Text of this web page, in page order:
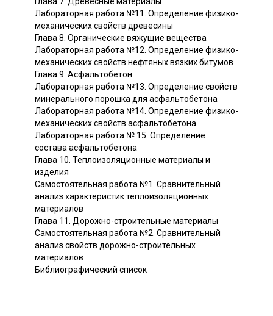
Лабораторная работа №11. Определение физико-
механических свойств древесины
Глава 8. Органические вяжущие вещества
Лабораторная работа №12. Определение физико-
механических свойств нефтяных вязких битумов
Глава 9. Асфальтобетон
Лабораторная работа №13. Определение свойств
минерального порошка для асфальтобетона
Лабораторная работа №14. Определение физико-
механических свойств асфальтобетона
Лабораторная работа № 15. Определение
состава асфальтобетона
Глава 10. Теплоизоляционные материалы и
изделия
Самостоятельная работа №1. Сравнительный
анализ характеристик теплоизоляционных
материалов
Глава 11. Дорожно-строительные материалы
Самостоятельная работа №2. Сравнительный
анализ свойств дорожно-строительных
материалов
Библиографический список